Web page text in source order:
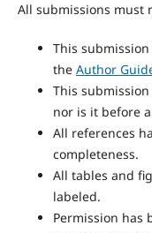
All submissions must
This
the Author
This
nor is it before
All references
completeness.
All tables and
labeled.
Permission has